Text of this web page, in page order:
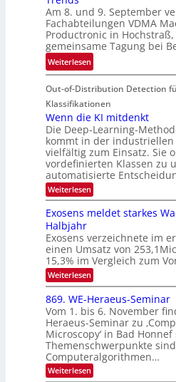
c
h
k
e
i
n
e
r
i
n
V
I
S
I
O
N
T
e
c
h
T
a
k
s
d
e
d
T
o
e
n
a
u
f
d
e
r
V
S
I
O
N
2
0
2
6
Am 8. und 9. September
Fachabteilungen VDMA
Productronic in
gemeinsame Tagung bei
Weiterlesen:
T
a
g
u
n
g
z
u
E
l
e
t
r
o
n
k
-
u
n
d
B
Out-of-Distribution Detection
Klassifikationen
Wenn die KI mitdenkt
Die Deep-Learning-
kommt in der
vielfältig zum Einsatz. Sie
vordefinierten Klassen zu
automatisierte
Weiterlesen:
W
n
d
i
e
K
I
m
i
t
d
e
n
k
t
Exosens meldet starkes
Halbjahr
Exosens verzeichnete im
einen Umsatz von
15,3% im Vergleich zum
Weiterlesen:
E
x
o
s
e
n
s
m
e
l
869. WE-Heraeus-Seminar
Vom 1. bis 6. November
Heraeus-Seminar zu
Microscopy‘ in Bad
Themenschwerpunkte
Computeralgorithmen…
Weiterlesen:
8